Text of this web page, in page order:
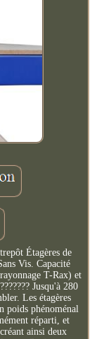
Étagères de
Vis. Capacité
T-Rax) et
Jusqu'à 280
Les étagères
poids phénoménal
réparti, et
ainsi deux